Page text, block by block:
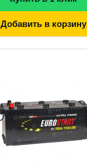
Добавить в корзину